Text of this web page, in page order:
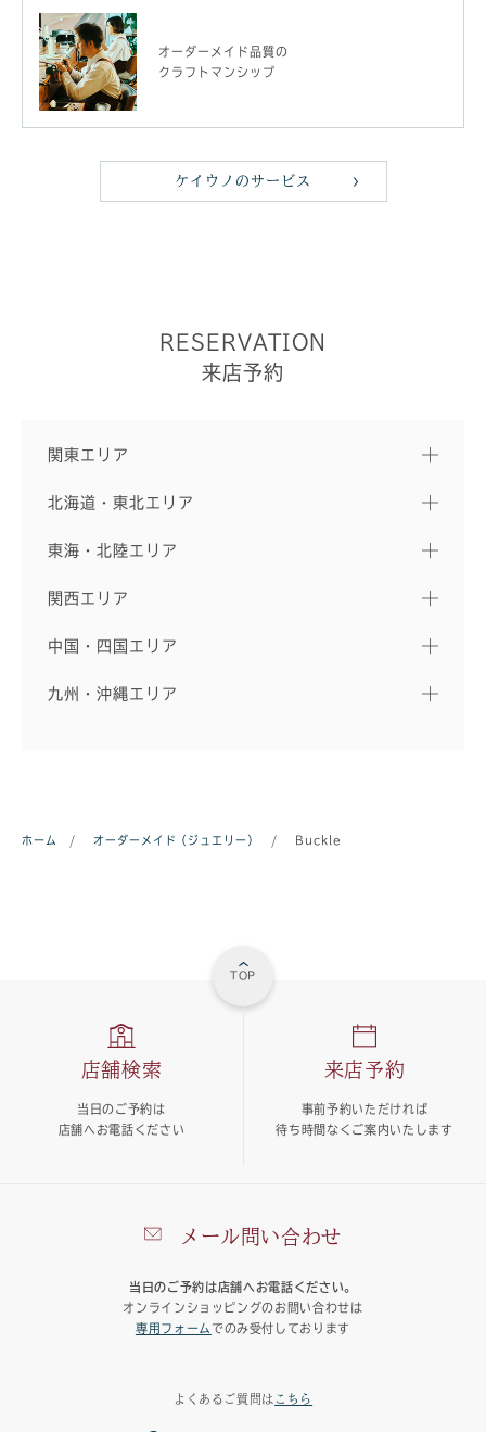
オーダーメイド品質の
クラフトマンシップ
ケイウノのサービス
RESERVATION
来店予約
関東エリア
北海道・東北エリア
東海・北陸エリア
関西エリア
中国・四国エリア
九州・沖縄エリア
ホーム / オーダーメイド（ジュエリー） / Buckle
TOP
メール問い合わせ
当日のご予約は店舗へお電話ください。
オンラインショッピングのお問い合わせは
専用フォーム でのみ受付しております
店舗検索
当日のご予約は
店舗へお電話ください
来店予約
事前予約いただければ
待ち時間なくご案内いたします
よくあるご質問は こちら